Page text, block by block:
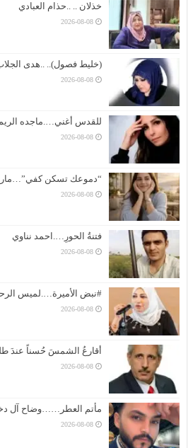
خذلان .. ..حذام العبادي
2026-08-08
(خليط فصول).. ..هدى
2026-08-08
للقدس أغني….ماجده
2026-08-08
“دموعك تسكن
2026-08-08
فتنةُ الحورِ….احمد نناوي
2026-08-08
#نبض الأميرة….لميس
2026-08-08
أقارعُ الشمسَ حُسناً عندَ
2026-08-08
مأتم العطر……وضاح آل
2026-08-08